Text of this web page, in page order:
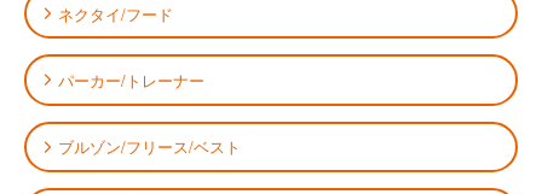
ネクタイ/フード
パーカー/トレーナー
ブルゾン/フリース/ベスト